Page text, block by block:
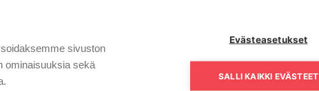
sivuston
ominaisuuksia sekä
Evästeasetukset
SALLI KAIKKI EVÄSTEET